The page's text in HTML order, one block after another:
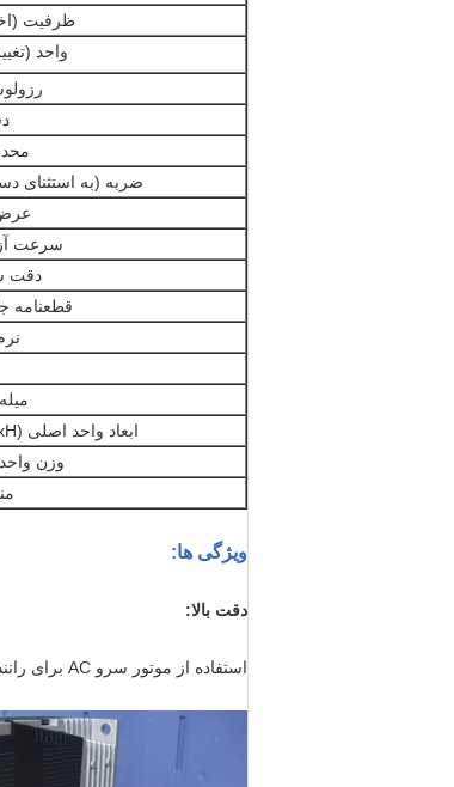
ظرفیت
واحد
ضربه (به استثنای
سرعت
دقت
قطعنامه
ابعاد واحد اصلی (WxDxH)
وزن
ویژگی ها:
دقت بالا:
استفاده از موتور سرو AC برای رانندگی پیچ توپ با دقت بالا ، با سلول بار دقیق ضد انفجار. دقت قدرت به ± 0.25٪ و دقت جابجایی به 0.001mm می رسد.